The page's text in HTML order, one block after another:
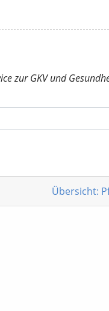
zur GKVund
Übersicht: